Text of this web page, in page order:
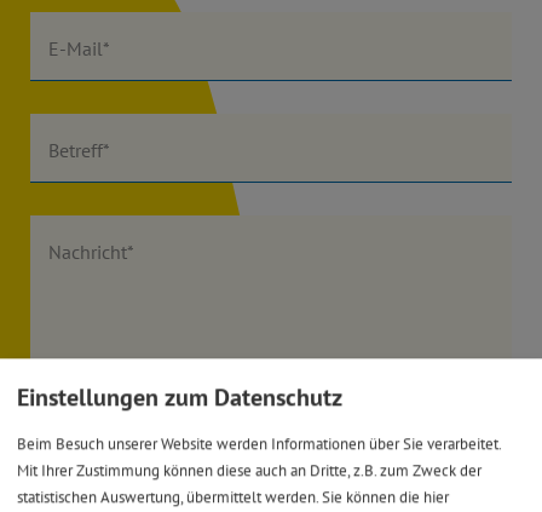
E-Mail*
Betreff*
Nachricht*
damit einverstanden.*
Einstellungen zum Datenschutz
Beim Besuch unserer Website werden Informationen über Sie verarbeitet.
Mit Ihrer Zustimmung können diese auch an Dritte, z.B. zum Zweck der
statistischen Auswertung, übermittelt werden. Sie können die hier